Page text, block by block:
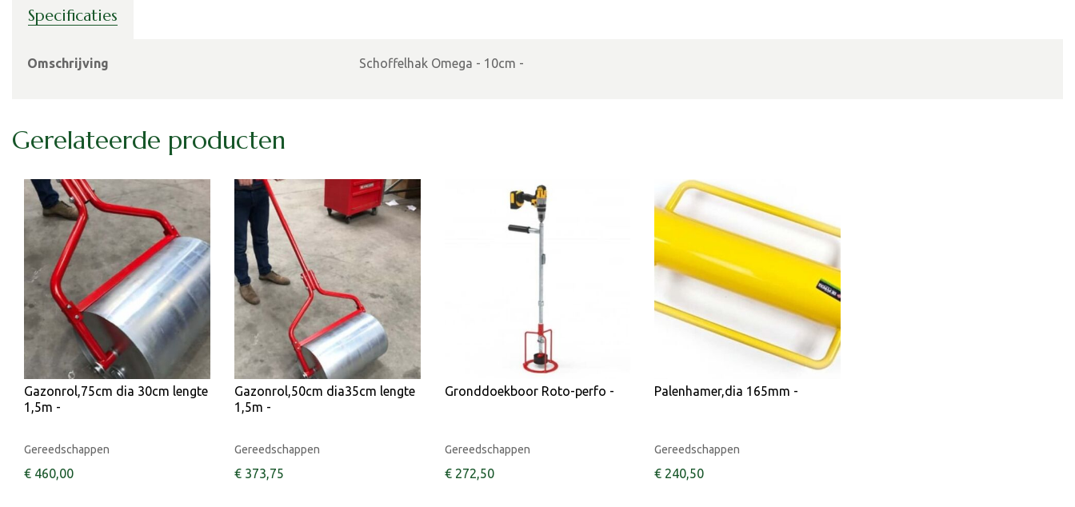
Specificaties
Omschrijving Schoffelhak Omega - 10cm -
Gerelateerde producten
Gazonrol,75cm dia 30cm lengte
1,5m -
Gereedschappen
€ 460,00
Gazonrol,50cm dia35cm lengte
1,5m -
Gereedschappen
€ 373,75
Gronddoekboor Roto-perfo -
Gereedschappen
€ 272,50
Palenhamer,dia 165mm -
Gereedschappen
€ 240,50